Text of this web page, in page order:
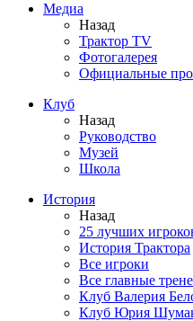
Медиа
Назад
Трактор TV
Фотогалерея
Официальные
Клуб
Назад
Руководство
Музей
Школа
История
Назад
25 лучших
История Трактора
Все игроки
Все главные
Клуб Валерия
Клуб Юрия